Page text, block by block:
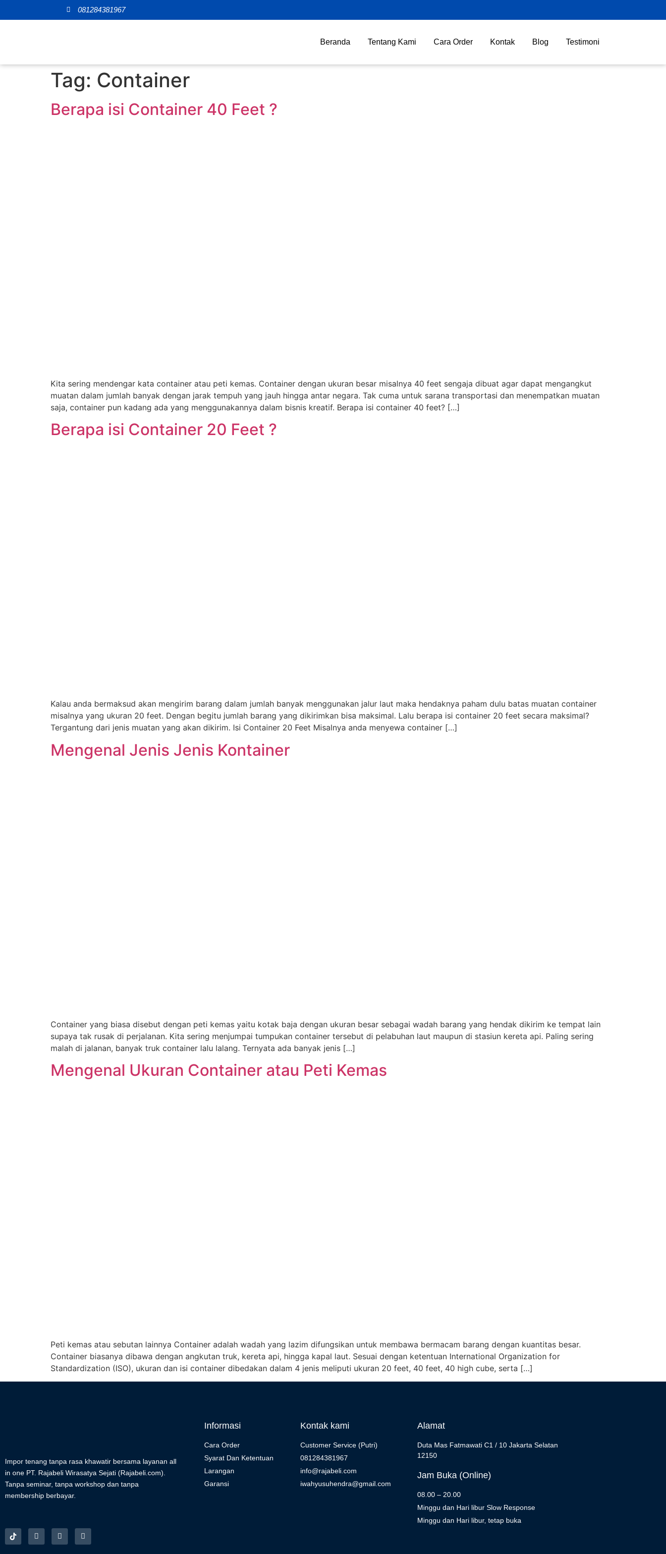
081284381967
Beranda Tentang Kami Cara Order Kontak Blog Testimoni
Tag: Container
Berapa isi Container 40 Feet ?
Kita sering mendengar kata container atau peti kemas. Container dengan ukuran besar misalnya 40 feet sengaja dibuat agar dapat mengangkut
muatan dalam jumlah banyak dengan jarak tempuh yang jauh hingga antar negara. Tak cuma untuk sarana transportasi dan menempatkan muatan
saja, container pun kadang ada yang menggunakannya dalam bisnis kreatif. Berapa isi container 40 feet? […]
Berapa isi Container 20 Feet ?
Kalau anda bermaksud akan mengirim barang dalam jumlah banyak menggunakan jalur laut maka hendaknya paham dulu batas muatan container
misalnya yang ukuran 20 feet. Dengan begitu jumlah barang yang dikirimkan bisa maksimal. Lalu berapa isi container 20 feet secara maksimal?
Tergantung dari jenis muatan yang akan dikirim. Isi Container 20 Feet Misalnya anda menyewa container […]
Mengenal Jenis Jenis Kontainer
Container yang biasa disebut dengan peti kemas yaitu kotak baja dengan ukuran besar sebagai wadah barang yang hendak dikirim ke tempat lain
supaya tak rusak di perjalanan. Kita sering menjumpai tumpukan container tersebut di pelabuhan laut maupun di stasiun kereta api. Paling sering
malah di jalanan, banyak truk container lalu lalang. Ternyata ada banyak jenis […]
Mengenal Ukuran Container atau Peti Kemas
Peti kemas atau sebutan lainnya Container adalah wadah yang lazim difungsikan untuk membawa bermacam barang dengan kuantitas besar.
Container biasanya dibawa dengan angkutan truk, kereta api, hingga kapal laut. Sesuai dengan ketentuan International Organization for
Standardization (ISO), ukuran dan isi container dibedakan dalam 4 jenis meliputi ukuran 20 feet, 40 feet, 40 high cube, serta […]
Impor tenang tanpa rasa khawatir bersama layanan all
in one PT. Rajabeli Wirasatya Sejati (Rajabeli.com).
Tanpa seminar, tanpa workshop dan tanpa
membership berbayar.
Informasi
Cara Order
Syarat Dan Ketentuan
Larangan
Garansi
Kontak kami
Customer Service (Putri)
081284381967
info@rajabeli.com
iwahyusuhendra@gmail.com
Alamat
Duta Mas Fatmawati C1 / 10 Jakarta Selatan
12150
Jam Buka (Online)
08.00 – 20.00
Minggu dan Hari libur Slow Response
Minggu dan Hari libur, tetap buka